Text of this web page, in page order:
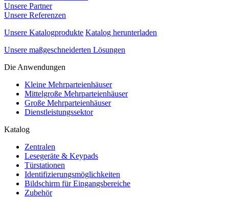
Unsere Partner
Unsere Referenzen
Unsere Katalogprodukte Katalog herunterladen
Unsere maßgeschneiderten Lösungen
Die Anwendungen
Kleine Mehrparteienhäuser
Mittelgroße Mehrparteienhäuser
Große Mehrparteienhäuser
Dienstleistungssektor
Katalog
Zentralen
Lesegeräte & Keypads
Türstationen
Identifizierungsmöglichkeiten
Bildschirm für Eingangsbereiche
Zubehör